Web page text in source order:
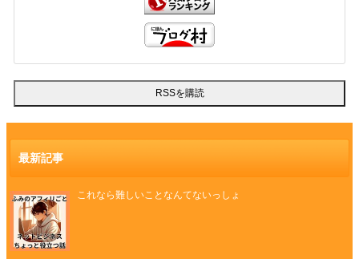
最新記事
これなら難しいことなんてないっしょ